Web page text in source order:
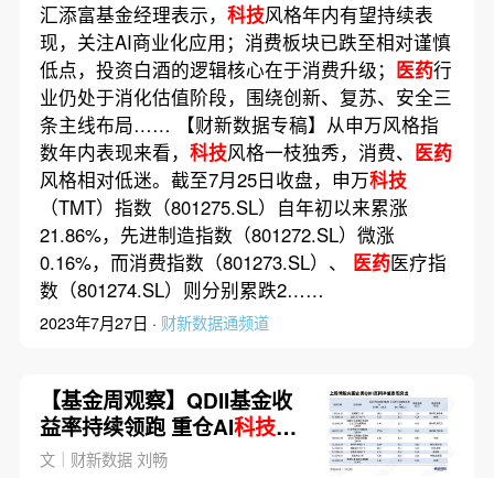
汇添富基金经理表示， 科技风格年内有望持续表
现，关注AI商业化应用；消费板块已跌至相对谨慎
低点，投资白酒的逻辑核心在于消费升级； 医药行
业仍处于消化估值阶段，围绕创新、复苏、安全三
条主线布局…… 【财新数据专稿】从申万风格指
数年内表现来看， 科技风格一枝独秀，消费、 医药
风格相对低迷。截至7月25日收盘，申万科技
（TMT）指数（801275.SL）自年初以来累涨
21.86%，先进制造指数（801272.SL）微涨
0.16%，而消费指数（801273.SL）、 医药医疗指
数（801274.SL）则分别累跌2……
2023年7月27日 · 财新数据通频道
【基金周观察】QDII基金收
益率持续领跑 重仓AI科技股
成胜负手
文｜财新数据 刘畅